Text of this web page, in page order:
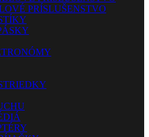
PRÍSLUŠENSTVO